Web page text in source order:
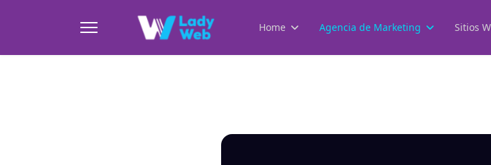
Home Agencia de Marketing Sitios